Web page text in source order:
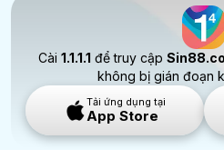
Cài 1.1.1.1 để truy cập
không bị gián đoạn
Tải ứng dụng tại
App Store